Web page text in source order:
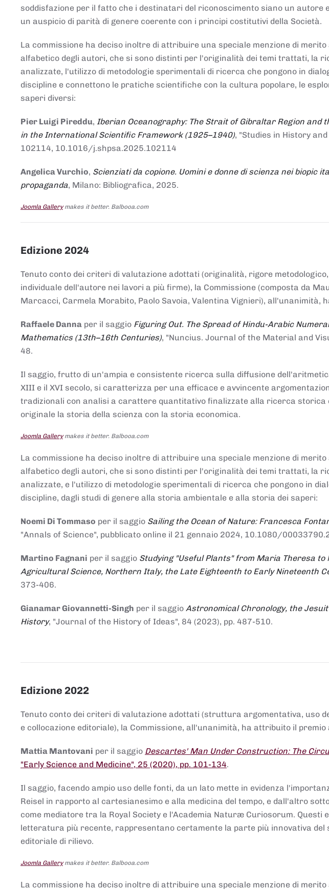
soddisfazione per il fatto che i destinatari del riconoscimento siano un
un auspicio di parità di genere coerente con i principi costitutivi della Società.
La commissione ha deciso inoltre di attribuire una speciale menzione di
alfabetico degli autori, che si sono distinti per l'originalità dei temi trattati, la
analizzate, l'utilizzo di metodologie sperimentali di ricerca che pongono in
discipline e connettono le pratiche scientifiche con la cultura popolare, le
saperi diversi:
Pier Luigi Pireddu, Iberian Oceanography: The Strait of Gibraltar Region and
in the International Scientific Framework (1925–1940), "Studies in History
102114, 10.1016/j.shpsa.2025.102114
Angelica Vurchio, Scienziati da copione. Uomini e donne di scienza nei biopic
propaganda, Milano: Bibliografica, 2025.
Joomla Gallerymakes it better. Balbooa.com
Edizione 2024
Tenuto conto dei criteri di valutazione adottati (originalità, rigore
individuale dell'autore nei lavori a più firme), la Commissione (composta da
Marcacci, Carmela Morabito, Paolo Savoia, Valentina Vignieri), all'unanimità,
Raffaele Danna per il saggio Figuring Out. The Spread of Hindu-Arabic
Mathematics (13th–16th Centuries), "Nuncius. Journal of the Material and
48.
Il saggio, frutto di un'ampia e consistente ricerca sulla diffusione
XIII e il XVI secolo, si caratterizza per una efficace e avvincente
tradizionali con analisi a carattere quantitativo finalizzate alla ricerca storica
originale la storia della scienza con la storia economica.
Joomla Gallerymakes it better. Balbooa.com
La commissione ha deciso inoltre di attribuire una speciale menzione di
alfabetico degli autori, che si sono distinti per l'originalità dei temi trattati, la
analizzate, e l'utilizzo di metodologie sperimentali di ricerca che pongono in
discipline, dagli studi di genere alla storia ambientale e alla storia dei saperi:
Noemi Di Tommaso per il saggio Sailing the Ocean of Nature: Francesca
"Annals of Science", pubblicato online il 21 gennaio 2024, 10.1080/
Martino Fagnani per il saggio Studying "Useful Plants" from Maria Theresa to
Agricultural Science, Northern Italy, the Late Eighteenth to Early Nineteenth
373-406.
Gianamar Giovannetti-Singh per il saggio Astronomical Chronology, the
History, "Journal of the History of Ideas", 84 (2023), pp. 487-510.
Edizione 2022
Tenuto conto dei criteri di valutazione adottati (struttura argomentativa, uso
e collocazione editoriale), la Commissione, all'unanimità, ha attribuito il premio
Mattia Mantovani per il saggio Descartes' Man Under Construction: The
"Early Science and Medicine", 25 (2020), pp. 101-134.
Il saggio, facendo ampio uso delle fonti, da un lato mette in evidenza
Reisel in rapporto al cartesianesimo e alla medicina del tempo, e dall'altro
come mediatore tra la Royal Society e l'Academia Naturæ Curiosorum. Questi
letteratura più recente, rappresentano certamente la parte più innovativa del
editoriale di rilievo.
Joomla Gallerymakes it better. Balbooa.com
La commissione ha deciso inoltre di attribuire una speciale menzione di